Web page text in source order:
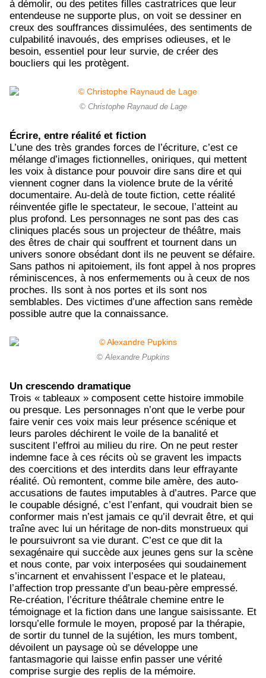
à démolir, ou des petites filles castratrices que leur
entendeuse ne supporte plus, on voit se dessiner en
creux des souffrances dissimulées, des sentiments de
culpabilité inavoués, des emprises odieuses, et le
besoin, essentiel pour leur survie, de créer des
boucliers qui les protègent.
© Christophe Raynaud de Lage
Écrire, entre réalité et fiction
L’une des très grandes forces de l’écriture, c’est ce
mélange d’images fictionnelles, oniriques, qui mettent
les voix à distance pour pouvoir dire sans dire et qui
viennent cogner dans la violence brute de la vérité
documentaire. Au-delà de toute fiction, cette réalité
réinventée gifle le spectateur, le secoue, l’atteint au
plus profond. Les personnages ne sont pas des cas
cliniques placés sous un projecteur de théâtre, mais
des êtres de chair qui souffrent et tournent dans un
univers sonore obsédant dont ils ne peuvent se défaire.
Sans pathos ni apitoiement, ils font appel à nos propres
réminiscences, à nos enfermements ou à ceux de nos
proches. Ils sont à nos portes et ils sont nos
semblables. Des victimes d’une affection sans remède
possible autre que la connaissance.
© Alexandre Pupkins
Un crescendo dramatique
Trois « tableaux » composent cette histoire immobile
ou presque. Les personnages n’ont que le verbe pour
faire venir ces voix mais leur présence scénique et
leurs paroles déchirent le voile de la banalité et
suscitent l’effroi au milieu du rire. On ne peut rester
indemne face à ces récits où se gravent les impacts
des coercitions et des interdits dans leur effrayante
réalité. Où remontent, comme bile amère, des auto-
accusations de fautes imputables à d’autres. Parce que
le coupable désigné, c’est l’enfant, qui voudrait bien se
conformer mais n’est jamais ce qu’il devrait être, et qui
traîne avec lui un héritage de non-dits monstrueux qui
le poursuivront sa vie durant. C’est ce que dit la
sexagénaire qui succède aux jeunes gens sur la scène
et nous conte, par voix interposées qui soudainement
s’incarnent et envahissent l’espace et le plateau,
l’affection trop pressante d’un beau-père empressé.
Re-création, l’écriture théâtrale chemine entre le
témoignage et la fiction dans une langue saisissante. Et
lorsqu’elle formule le moyen, proposé par la thérapie,
de sortir du tunnel de la sujétion, les murs tombent,
dévoilent un paysage où se développe une
fantasmagorie qui laisse enfin passer une vérité
comprise surgie des replis de la mémoire.